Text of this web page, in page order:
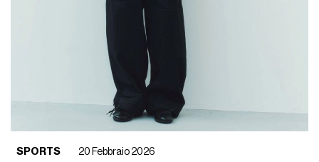
SPORTS
20 Febbraio 2026